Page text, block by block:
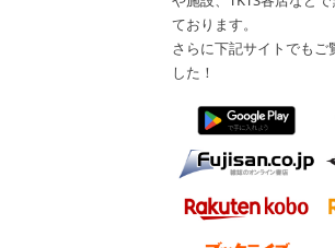
ております。
さらに下記サイトでもご
した！